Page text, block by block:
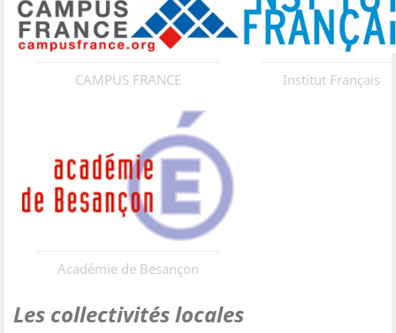
CAMPUS FRANCE Institut Français
Académie de Besançon
Les collectivités locales